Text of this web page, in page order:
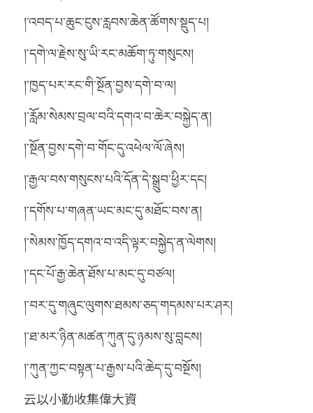
།་འབད་པ་ཆུང་ངུས་རླབས་ཆེན་ཚོགས་སྡུད་པ།
།་དགེ་ལ་རྗེས་སུ་ཡི་རང་མཆོག་ཏུ་གསུངས།
།་ཁྱད་པར་རང་གི་སྔོན་བྱས་དགེ་བ་ལ།
།་རློམ་སེམས་བྲལ་བའི་དགའ་བ་ཆེར་བསྐྱེད་ན།
།་སྔོན་བྱས་དགེ་བ་གོང་དུ་འཕེལ་ལོ་ཞེས།
།་རྒྱལ་བས་གསུངས་པའི་དོན་དེ་སྒྲུབ་ཕྱིར་དང།
།་དགོས་པ་གཞན་ཡང་མང་དུ་མཐོང་བས་ན།
།་སེམས་ཁྱོད་དགའ་བ་འདི་ལྟར་བསྐྱེད་ན་ལེགས།
།་དང་པོ་རྒྱ་ཆེན་ཐོས་པ་མང་དུ་བཙལ།
།་བར་དུ་གཞུང་ལུགས་ཐམས་ཅད་གདམས་པར་ཤར།
།་ཐ་མར་ཉིན་མཚན་ཀུན་དུ་ཉམས་སུ་བླངས།
།་ཀུན་ཀྱང་བསྟན་པ་རྒྱས་པའི་ཆེད་དུ་བསྔོས།
云以小勤收集偉大資